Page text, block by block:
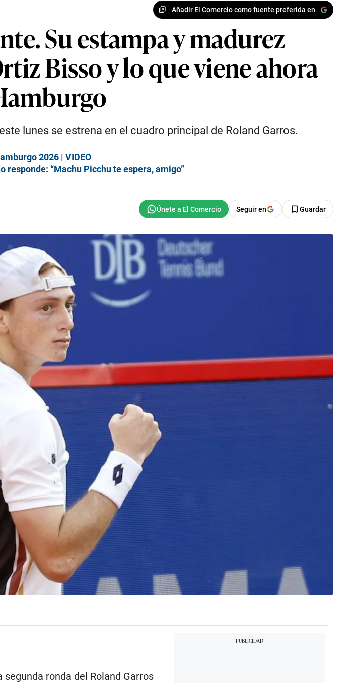
Añadir El Comercio como fuente preferida en
Su estampa y madurez
Bisso y lo que viene ahora
lunes se estrena en el cuadro principal de Roland Garros.
2026 | VIDEO
“Machu Picchu te espera, amigo”
Seguir en Guardar
ronda del Roland Garros